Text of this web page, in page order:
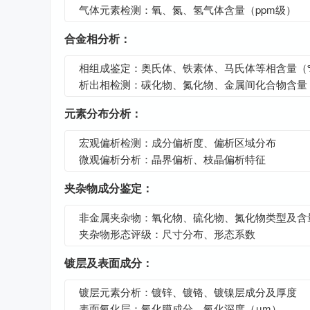
气体元素检测：氧、氮、氢气体含量（ppm级）
合金相分析：
相组成鉴定：奥氏体、铁素体、马氏体等相含量（
析出相检测：碳化物、氮化物、金属间化合物含量
元素分布分析：
宏观偏析检测：成分偏析度、偏析区域分布
微观偏析分析：晶界偏析、枝晶偏析特征
夹杂物成分鉴定：
非金属夹杂物：氧化物、硫化物、氮化物类型及含
夹杂物形态评级：尺寸分布、形态系数
镀层及表面成分：
镀层元素分析：镀锌、镀铬、镀镍层成分及厚度